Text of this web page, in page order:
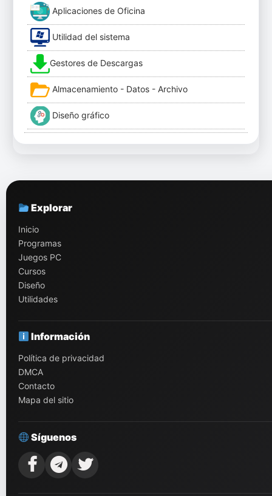
Aplicaciones de Oficina
Utilidad del sistema
Gestores de Descargas
Almacenamiento - Datos - Archivo
Diseño gráfico
Explorar
Inicio
Programas
Juegos PC
Cursos
Diseño
Utilidades
Información
Política de privacidad
DMCA
Contacto
Mapa del sitio
Síguenos